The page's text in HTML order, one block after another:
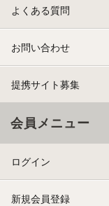
よくある質問
お問い合わせ
提携サイト募集
会員メニュー
ログイン
新規会員登録